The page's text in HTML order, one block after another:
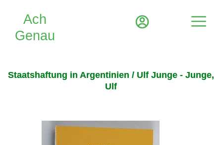
Staatshaftung in Argentinien / Ulf Junge - Junge,
Ulf